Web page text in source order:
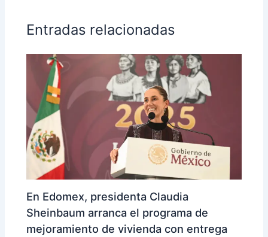
Entradas relacionadas
En Edomex, presidenta Claudia
Sheinbaum arranca el programa de
mejoramiento de vivienda con entrega